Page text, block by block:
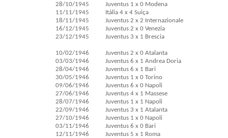
28/10/1945
11/11/1945
18/11/1945
16/12/1945
23/12/1945
10/02/1946
03/03/1946
28/04/1946
30/05/1946
09/06/1946
27/06/1946
28/07/1946
22/09/1946
27/10/1946
03/11/1946
12/11/1946
Juventus 1 x 0 Modena
Itália 4 x 4 Suiça
Juventus 2 x 2 Internazionale
Juventus 2 x 0 Venezia
Juventus 3 x 1 Brescia
Juventus 2 x 0 Atalanta
Juventus 6 x 1 Andrea Doria
Juventus 6 x 1 Bari
Juventus 1 x 0 Torino
Juventus 6 x 0 Napoli
Juventus 4 x 1 Massese
Juventus 1 x 1 Napoli
Juventus 3 x 1 Atalanta
Juventus 1 x 0 Napoli
Juventus 6 x 0 Bari
Juventus 5 x 1 Roma